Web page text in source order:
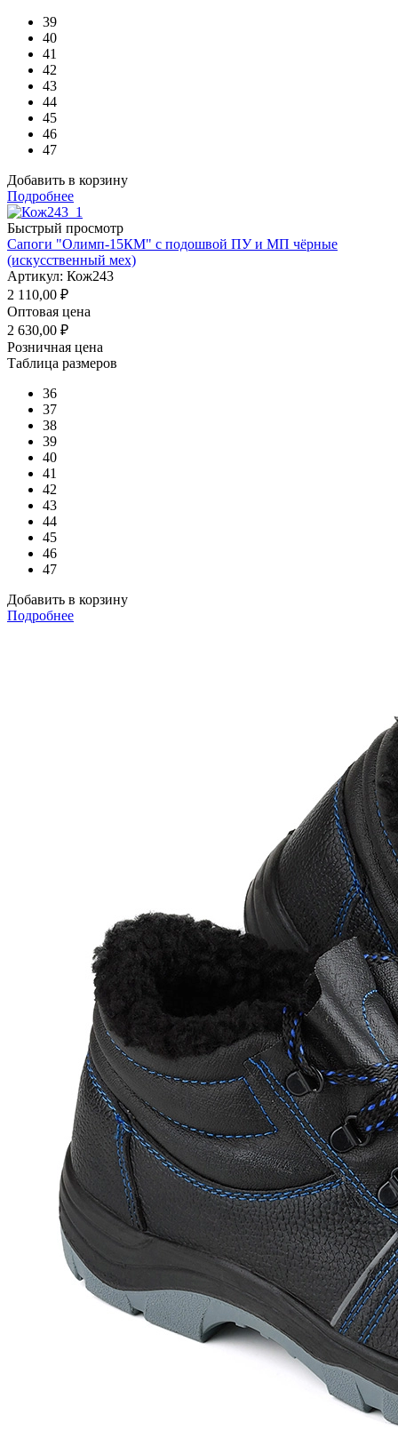
39
40
41
42
43
44
45
46
47
Добавить в корзину
Подробнее
Быстрый просмотр
Сапоги "Олимп-15КМ" с подошвой ПУ и МП чёрные
(искусственный мех)
Артикул: Кож243
2 110,00 ₽
Оптовая цена
2 630,00 ₽
Розничная цена
Таблица размеров
36
37
38
39
40
41
42
43
44
45
46
47
Добавить в корзину
Подробнее